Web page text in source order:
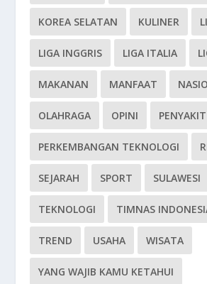
KOREA SELATAN KULINER
LIGA INGGRIS LIGA ITALIA
MAKANAN MANFAAT
OLAHRAGA OPINI PENYAKIT
PERKEMBANGAN TEKNOLOGI
SEJARAH SPORT SULAWESI
TEKNOLOGI TIMNAS
TREND USAHA WISATA
YANG WAJIB KAMU KETAHUI